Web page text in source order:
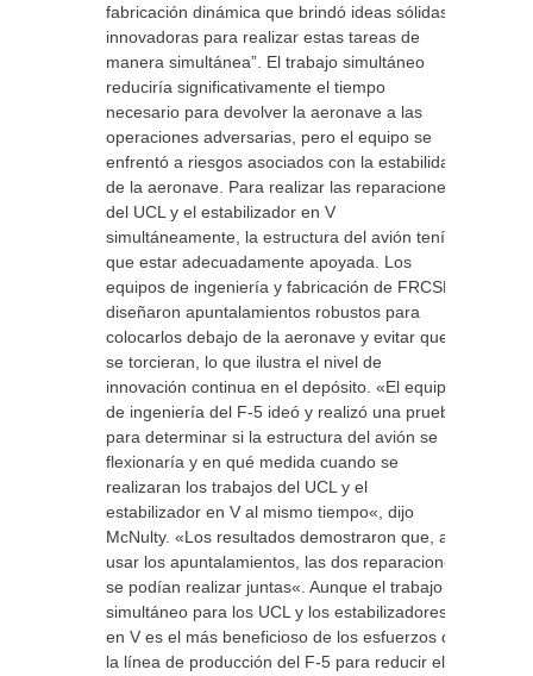
fabricación dinámica que brindó ideas sólidas e
innovadoras para realizar estas tareas de
manera simultánea”. El trabajo simultáneo
reduciría significativamente el tiempo
necesario para devolver la aeronave a las
operaciones adversarias, pero el equipo se
enfrentó a riesgos asociados con la estabilidad
de la aeronave. Para realizar las reparaciones
del UCL y el estabilizador en V
simultáneamente, la estructura del avión tenía
que estar adecuadamente apoyada. Los
equipos de ingeniería y fabricación de FRCSE
diseñaron apuntalamientos robustos para
colocarlos debajo de la aeronave y evitar que
se torcieran, lo que ilustra el nivel de
innovación continua en el depósito. «El equipo
de ingeniería del F-5 ideó y realizó una prueba
para determinar si la estructura del avión se
flexionaría y en qué medida cuando se
realizaran los trabajos del UCL y el
estabilizador en V al mismo tiempo«, dijo
McNulty. «Los resultados demostraron que, al
usar los apuntalamientos, las dos reparaciones
se podían realizar juntas«. Aunque el trabajo
simultáneo para los UCL y los estabilizadores
en V es el más beneficioso de los esfuerzos de
la línea de producción del F-5 para reducir el